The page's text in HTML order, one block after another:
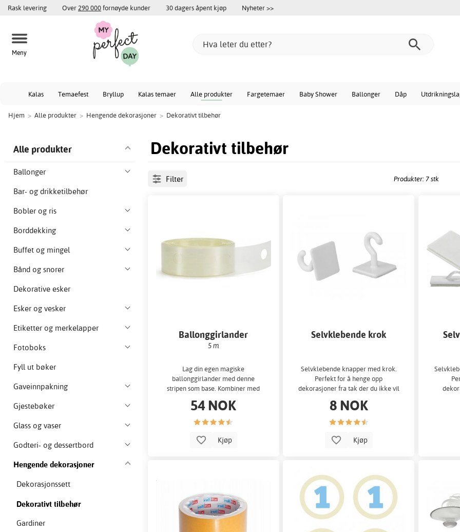
Rask levering Over 290 000fornøyde kunder 30 dagers åpent kjøp Nyheter >>
Meny
Kalas Temaefest Bryllup Kalas temaer Alle produkter Fargetemaer Baby Shower Ballonger Dåp
Hjem > Alle produkter > Hengende dekorasjoner > Dekorativt tilbehør
Dekorativt tilbehør
Alle produkter
Ballonger
Bar- og drikketilbehør
Bobler og ris
Borddekking
Buffet og mingel
Bånd og snorer
Dekorative esker
Esker og vesker
Etiketter og merkelapper
Fotoboks
Fyll ut bøker
Gaveinnpakning
Gjestebøker
Glass og vaser
Godteri- og dessertbord
Hengende dekorasjoner
Dekorasjonssett
Dekorativt tilbehør
Gardiner
Filter Produkter: 7 stk
Ballonggirlander
5 m
Lag din egen magiske
ballonggirlander med denne
stripen som base. Kombiner med
54 NOK
Kjøp
Selvklebende krok
Selvklebende knapper med krok.
Perfekt for å henge opp
dekorasjoner fra tak der du ikke vil
8 NOK
Kjøp